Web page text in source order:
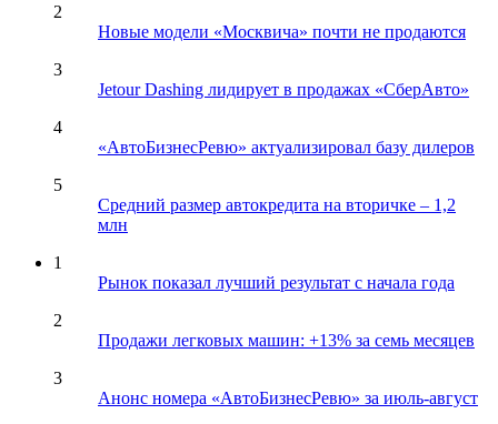
2
Новые модели «Москвича» почти не продаются
3
Jetour Dashing лидирует в продажах «СберАвто»
4
«АвтоБизнесРевю» актуализировал базу дилеров
5
Средний размер автокредита на вторичке – 1,2
млн
1
Рынок показал лучший результат с начала года
2
Продажи легковых машин: +13% за семь месяцев
3
Анонс номера «АвтоБизнесРевю» за июль-август